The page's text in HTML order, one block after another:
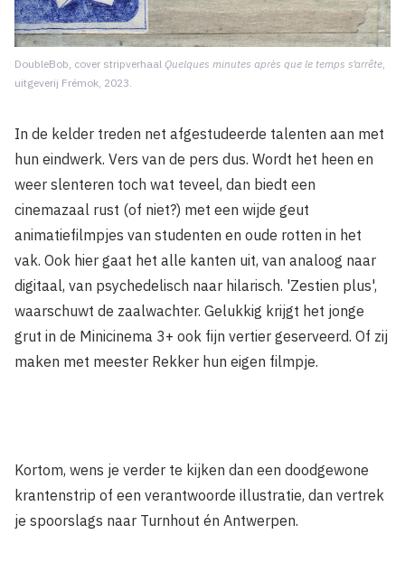
DoubleBob, cover stripverhaal Quelques minutes après que le temps s’arrête,
uitgeverij Frémok, 2023.
In de kelder treden net afgestudeerde talenten aan met
hun eindwerk. Vers van de pers dus. Wordt het heen en
weer slenteren toch wat teveel, dan biedt een
cinemazaal rust (of niet?) met een wijde geut
animatiefilmpjes van studenten en oude rotten in het
vak. Ook hier gaat het alle kanten uit, van analoog naar
digitaal, van psychedelisch naar hilarisch. 'Zestien plus',
waarschuwt de zaalwachter. Gelukkig krijgt het jonge
grut in de Minicinema 3+ ook fijn vertier geserveerd. Of zij
maken met meester Rekker hun eigen filmpje.
Kortom, wens je verder te kijken dan een doodgewone
krantenstrip of een verantwoorde illustratie, dan vertrek
je spoorslags naar Turnhout én Antwerpen.